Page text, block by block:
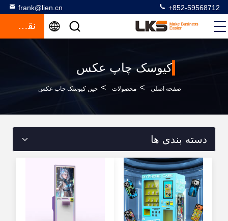
frank@lien.cn +852-59568712
نقل قول
کیوسک چاپ عکس
صفحه اصلی > محصولات > چین کیوسک چاپ عکس
دسته بندی ها